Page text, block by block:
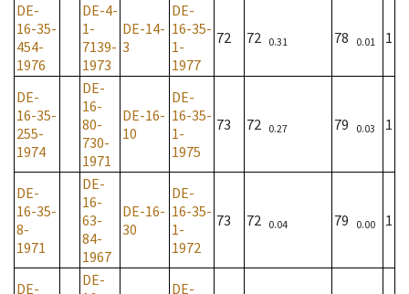
DE-
16-35-
454-
1976
DE-4-
1-
7139-
1973
DE-14-
3
DE-
16-35-
1-
1977
72 72 0.31 78 0.01 1
DE-
16-35-
255-
1974
DE-
16-
80-
730-
1971
DE-16-
10
DE-
16-35-
1-
1975
73 72 0.27 79 0.03 1
DE-
16-35-
8-
1971
DE-
16-
63-
84-
1967
DE-16-
30
DE-
16-35-
1-
1972
73 72 0.04 79 0.00 1
DE-
DE-
DE-